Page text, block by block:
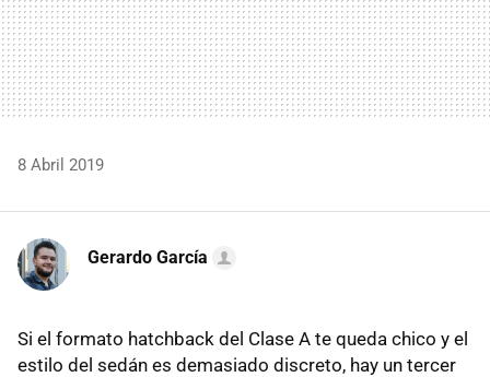
8 Abril 2019
Gerardo García
Si el formato hatchback del Clase A te queda chico y el
estilo del sedán es demasiado discreto, hay un tercer